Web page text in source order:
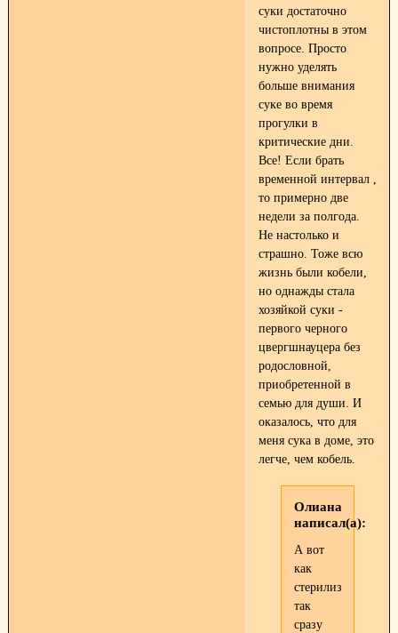
суки достаточно
чистоплотны в этом
вопросе. Просто
нужно уделять
больше внимания
суке во время
прогулки в
критические дни.
Все! Если брать
временной интервал ,
то примерно две
недели за полгода.
Не настолько и
страшно. Тоже всю
жизнь были кобели,
но однажды стала
хозяйкой суки -
первого черного
цвергшнауцера без
родословной,
приобретенной в
семью для души. И
оказалось, что для
меня сука в доме, это
легче, чем кобель.
Олиана
написал(а):
А вот
как
стерилизуют,
так
сразу